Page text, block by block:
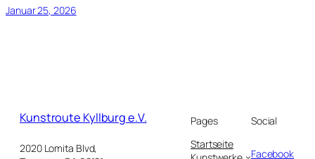
Januar 25, 2026
Kunstroute Kyllburg e.V.
2020 Lomita Blvd,
Pages
Startseite
Social
Facebook